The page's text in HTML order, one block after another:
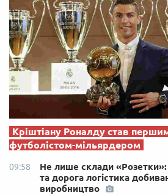
Кріштіану Роналду став першим
футболістом-мільярдером
09:58
Не лише склади «Розетки»:
та дорога логістика
виробництво